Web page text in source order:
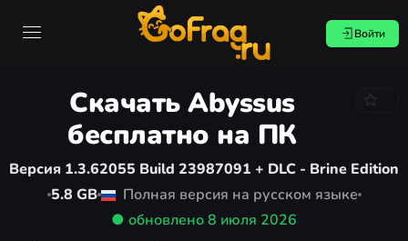
Войти
Скачать Abyssus
бесплатно на ПК
Версия 1.3.62055 Build 23987091 + DLC - Brine Edition
5.8 GB
Полная версия на русском языке
● обновлено8 июля 2026